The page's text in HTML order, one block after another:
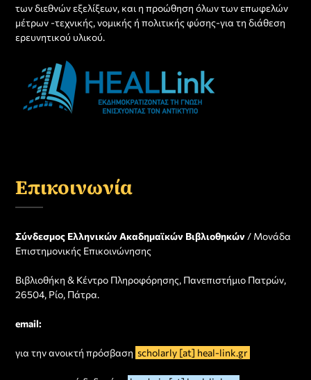
των διεθνών εξελίξεων, και η προώθηση όλων των επωφελών
μέτρων -τεχνικής, νομικής ή πολιτικής φύσης-για τη διάθεση
ερευνητικού υλικού.
Επικοινωνία
Σύνδεσμος Ελληνικών Ακαδημαϊκών Βιβλιοθηκών / Μονάδα
Επιστημονικής Επικοινώνησης
Βιβλιοθήκη & Κέντρο Πληροφόρησης, Πανεπιστήμιο Πατρών,
26504, Ρίο, Πάτρα.
email:
για την ανοικτή πρόσβαση scholarly [at] heal-link.gr